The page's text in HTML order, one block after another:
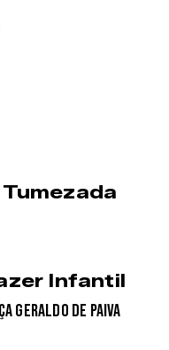
Infantil
Geraldo de Paiva